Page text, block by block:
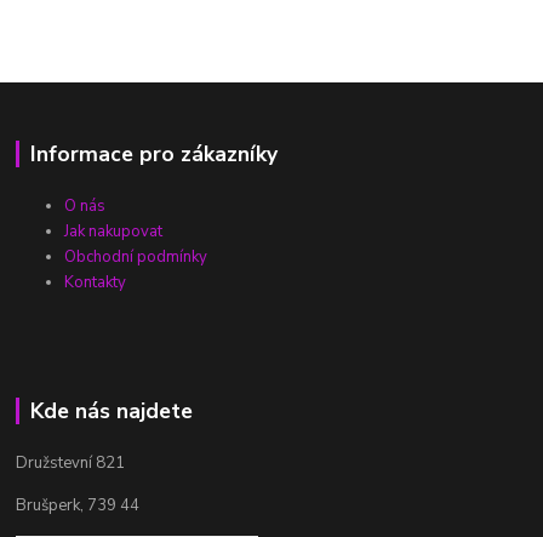
Informace pro zákazníky
O nás
Jak nakupovat
Obchodní podmínky
Kontakty
Kde nás najdete
Družstevní 821
Brušperk, 739 44